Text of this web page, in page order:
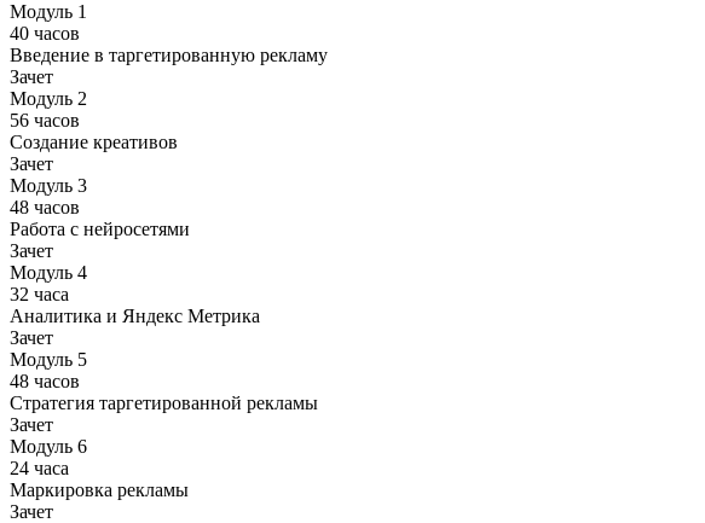
Модуль 1
40 часов
Введение в таргетированную рекламу
Зачет
Модуль 2
56 часов
Создание креативов
Зачет
Модуль 3
48 часов
Работа с нейросетями
Зачет
Модуль 4
32 часа
Аналитика и Яндекс Метрика
Зачет
Модуль 5
48 часов
Стратегия таргетированной рекламы
Зачет
Модуль 6
24 часа
Маркировка рекламы
Зачет